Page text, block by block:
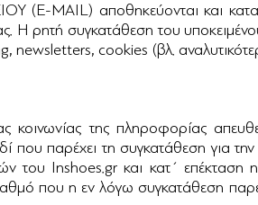
αποθηκεύονται και
Η ρητή συγκατάθεση του
newsletters, cookies (βλ.
της πληροφορίας
παρέχει τη συγκατάθεση για την
του Inshoes.gr και κατ΄ επέκταση
που η εν λόγω συγκατάθεση